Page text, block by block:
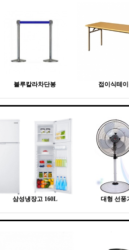
블루칼라차단봉 접이식테
삼성냉장고 160L 대형 선풍